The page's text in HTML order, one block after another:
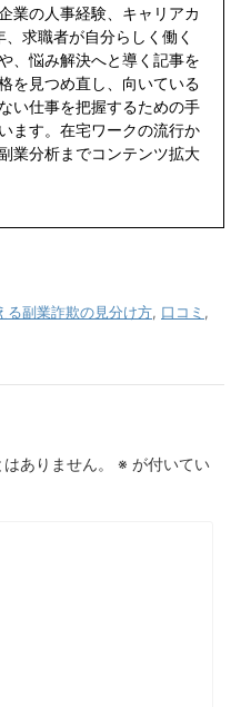
業の人事経験、キャリアカ
求職者が自分らしく働く
、悩み解決へと導く記事を
を見つめ直し、向いている
い仕事を把握するための手
ます。在宅ワークの流行か
業分析までコンテンツ拡大
る副業詐欺の見分け方, 口コミ ,
ありません。 ※ が付いてい